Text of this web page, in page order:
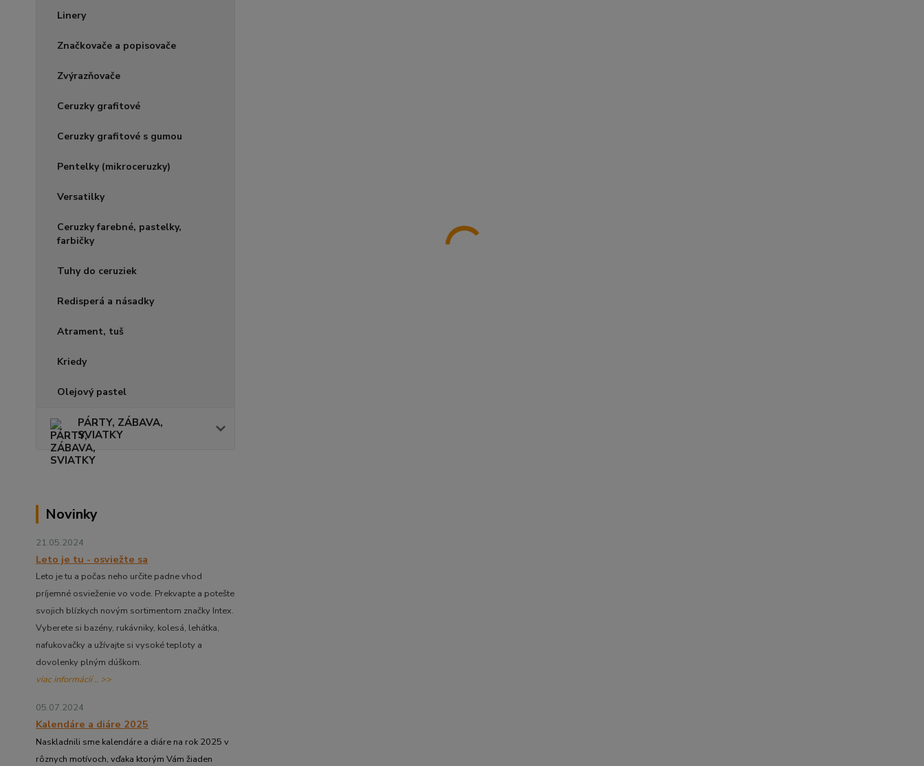
Linery
Značkovače a popisovače
Zvýrazňovače
Ceruzky grafitové
Ceruzky grafitové s gumou
Pentelky (mikroceruzky)
Versatilky
Ceruzky farebné, pastelky,
farbičky
Tuhy do ceruziek
Redisperá a násadky
Atrament, tuš
Kriedy
Olejový pastel
PÁRTY, ZÁBAVA,
SVIATKY
Novinky
21.05.2024
Leto je tu - osviežte sa
Leto je tu a počas neho určite padne vhod
príjemné osvieženie vo vode. Prekvapte a potešte
svojich blízkych novým sortimentom značky Intex.
Vyberete si bazény, rukávniky, kolesá, lehátka,
nafukovačky a užívajte si vysoké teploty a
dovolenky plným dúškom.
viac informácií .. >>
05.07.2024
Kalendáre a diáre 2025
Naskladnili sme kalendáre a diáre na rok 2025 v
rôznych motívoch, vďaka ktorým Vám žiaden